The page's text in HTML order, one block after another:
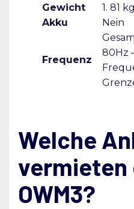
Gewicht
1. 81 kg
Akku
Nein
Frequenz
80Hz
Welche
vermieten
OWM3?